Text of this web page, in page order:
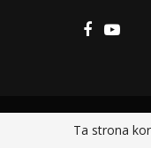
Ta strona